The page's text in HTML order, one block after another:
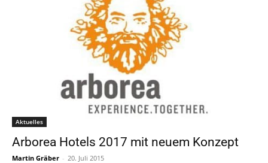
Aktuelles
Arborea Hotels 2017 mit neuem Konzept
Martin Gräber - 20. Juli 2015